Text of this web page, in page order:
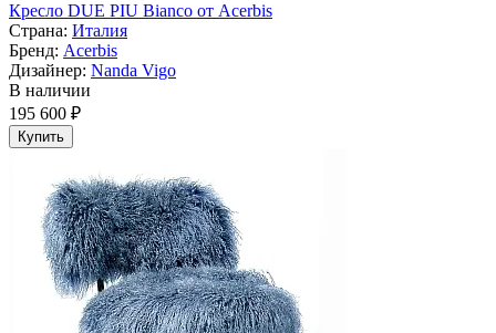
Кресло DUE PIU Bianco от Acerbis
Страна: Италия
Бренд: Acerbis
Дизайнер: Nanda Vigo
В наличии
195 600 ₽
Купить